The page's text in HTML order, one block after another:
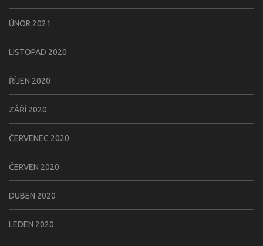
ÚNOR 2021
LISTOPAD 2020
ŘÍJEN 2020
ZÁŘÍ 2020
ČERVENEC 2020
ČERVEN 2020
DUBEN 2020
LEDEN 2020